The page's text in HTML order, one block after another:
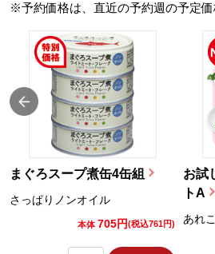
※予約価格は、直近の予約週の予定価
まぐろスープ煮缶4缶組
さっぱりノンオイル
本体 705円(税込761円)
お試
トA
あれ